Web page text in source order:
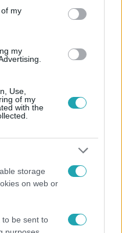
my
my
Use,
of my
with the
storage
on web or
to be sent to
#VÁLASZTÓKERÜLET